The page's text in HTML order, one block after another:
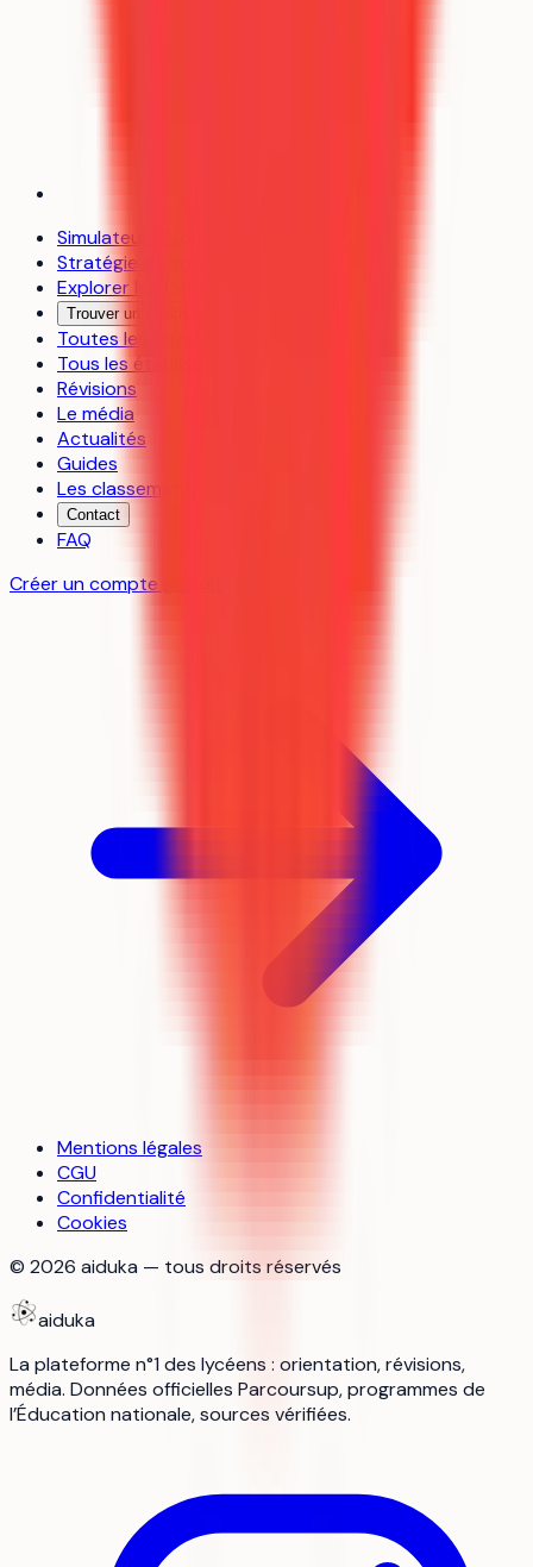
Simulateur d’admission
Stratégie de vœux
Explorer les formations
Trouver un coach
Toutes les formations
Tous les établissements
Révisions
Le média
Actualités
Guides
Les classements
Contact
FAQ
Créer un compte gratuit
Mentions légales
CGU
Confidentialité
Cookies
© 2026 aiduka — tous droits réservés
aiduka
La plateforme n°1 des lycéens : orientation, révisions,
média. Données officielles Parcoursup, programmes de
l’Éducation nationale, sources vérifiées.